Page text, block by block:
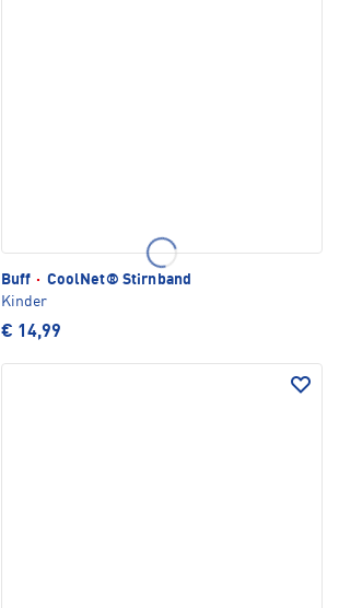
Buff · CoolNet® Stirnband
Kinder
€ 14,99